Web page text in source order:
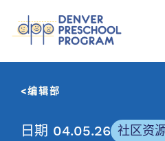
编辑部
日期 04.05.26 社区资